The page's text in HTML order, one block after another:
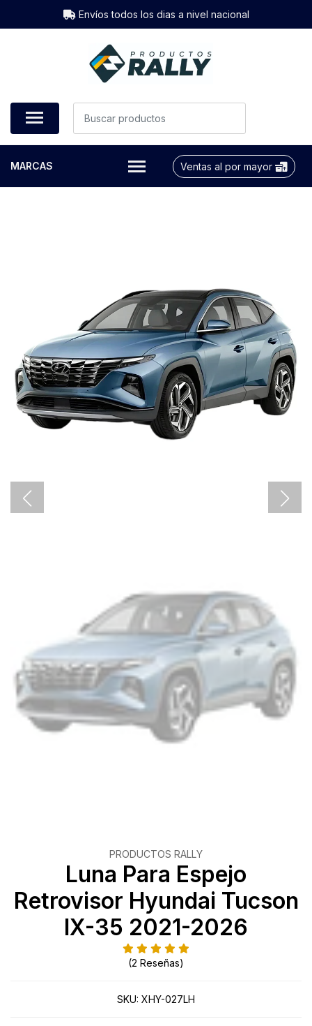
Envíos todos los dias a nivel nacional
MARCAS Ventas al por mayor
PRODUCTOS RALLY
Luna Para Espejo
Retrovisor Hyundai Tucson
IX-35 2021-2026
(2 Reseñas)
SKU: XHY-027LH